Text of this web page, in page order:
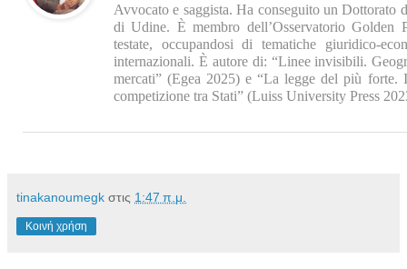
Avvocato e saggista. Ha conseguito un Dottorato
di Udine. È membro dell’Osservatorio Golden
testate, occupandosi di tematiche giuridico-
internazionali. È autore di: “Linee invisibili.
mercati” (Egea 2025) e “La legge del più forte.
competizione tra Stati” (Luiss University Press
tinakanoumegk στις 1:47 π.μ.
Κοινή χρήση